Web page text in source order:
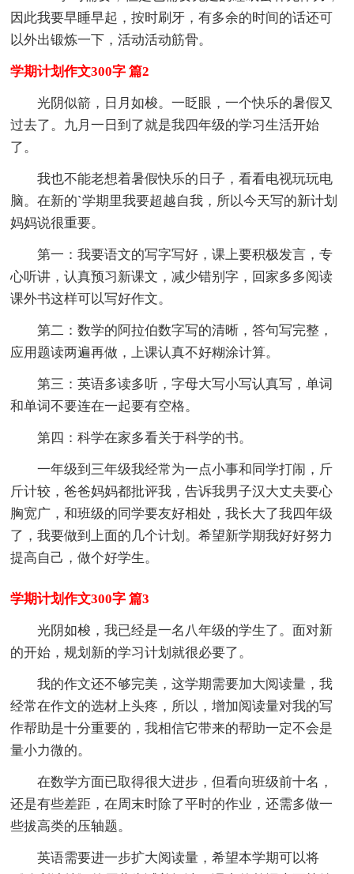
因此我要早睡早起，按时刷牙，有多余的时间的话还可
以外出锻炼一下，活动活动筋骨。
学期计划作文300字 篇2
光阴似箭，日月如梭。一眨眼，一个快乐的暑假又
过去了。九月一日到了就是我四年级的学习生活开始
了。
我也不能老想着暑假快乐的日子，看看电视玩玩电
脑。在新的`学期里我要超越自我，所以今天写的新计划
妈妈说很重要。
第一：我要语文的写字写好，课上要积极发言，专
心听讲，认真预习新课文，减少错别字，回家多多阅读
课外书这样可以写好作文。
第二：数学的阿拉伯数字写的清晰，答句写完整，
应用题读两遍再做，上课认真不好糊涂计算。
第三：英语多读多听，字母大写小写认真写，单词
和单词不要连在一起要有空格。
第四：科学在家多看关于科学的书。
一年级到三年级我经常为一点小事和同学打闹，斤
斤计较，爸爸妈妈都批评我，告诉我男子汉大丈夫要心
胸宽广，和班级的同学要友好相处，我长大了我四年级
了，我要做到上面的几个计划。希望新学期我好好努力
提高自己，做个好学生。
学期计划作文300字 篇3
光阴如梭，我已经是一名八年级的学生了。面对新
的开始，规划新的学习计划就很必要了。
我的作文还不够完美，这学期需要加大阅读量，我
经常在作文的选材上头疼，所以，增加阅读量对我的写
作帮助是十分重要的，我相信它带来的帮助一定不会是
量小力微的。
在数学方面已取得很大进步，但看向班级前十名，
还是有些差距，在周末时除了平时的作业，还需多做一
些拔高类的压轴题。
英语需要进一步扩大阅读量，希望本学期可以将